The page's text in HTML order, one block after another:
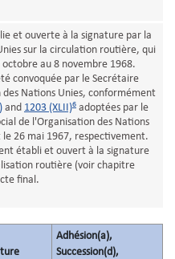
et ouverte à la signature par la
sur la circulation routière, qui
au 8 novembre 1968.
convoquée par le Secrétaire
Nations Unies, conformément
and 1203 (XLII)6 adoptées par le
de l'Organisation des Nations
26 mai 1967, respectivement.
établi et ouvert à la signature
routière (voir chapitre
final.
Adhésion(a),
Succession(d),